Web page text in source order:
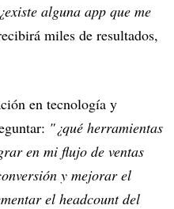
alguna app que me
miles de resultados,
en tecnología y
"¿qué herramientas
en mi flujo de ventas
y mejorar el
el headcount del